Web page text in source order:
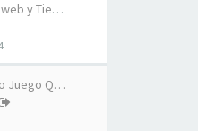
Diseño de paginas web y Tiend…
Juego Q…